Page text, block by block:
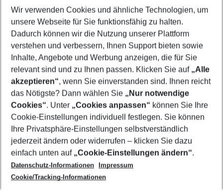
2 Erwachsene Keine Kinder
Mehr Filter anzeigen
Footer
Footer navigation
Über uns
AGB
Cookie-Einstellungen ändern
Cookie-Richtlinie
Datenschutz
Service & Hilfe
Barrierefreies Reisen
Check-in
Folgen Sie uns
Wir verwenden Cookies und ähnliche Technologien, um
unsere Webseite für Sie funktionsfähig zu halten.
Dadurch können wir die Nutzung unserer Plattform
verstehen und verbessern, Ihnen Support bieten sowie
Inhalte, Angebote und Werbung anzeigen, die für Sie
relevant sind und zu Ihnen passen. Klicken Sie auf „Alle
akzeptieren“, wenn Sie einverstanden sind. Ihnen reicht
das Nötigste? Dann wählen Sie „Nur notwendige
Cookies“. Unter „Cookies anpassen“ können Sie Ihre
Cookie-Einstellungen individuell festlegen. Sie können
Ihre Privatsphäre-Einstellungen selbstverständlich
jederzeit ändern oder widerrufen – klicken Sie dazu
einfach unten auf „Cookie-Einstellungen ändern“.
Datenschutz-Informationen
Impressum
Cookie/Tracking-Informationen